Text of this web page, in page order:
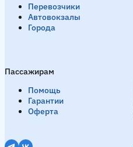
Перевозчики
Автовокзалы
Города
Пассажирам
Помощь
Гарантии
Оферта